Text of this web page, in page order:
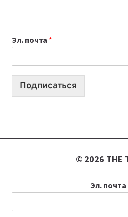
2026:
10
Эл. почта *
Подписаться
© 2026 THE
Эл. почта